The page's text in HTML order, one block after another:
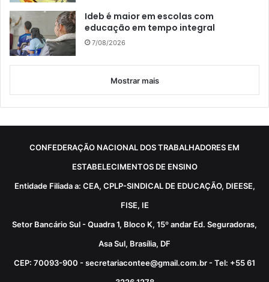
Ideb é maior em escolas com
educação em tempo integral
7/08/2026
Mostrar mais
CONFEDERAÇÃO NACIONAL DOS TRABALHADORES EM
ESTABELECIMENTOS DE ENSINO
Entidade Filiada a: CEA, CPLP-SINDICAL DE EDUCAÇÃO, DIEESE,
FISE, IE
Setor Bancário Sul - Quadra 1, Bloco K, 15º andar Ed. Seguradoras,
Asa Sul, Brasília, DF
CEP: 70093-900 - secretariacontee@gmail.com.br - Tel: +55 61